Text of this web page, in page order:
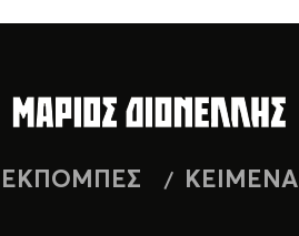
ΕΚΠΟΜΠΕΣ ΚΕΙΜΕΝΑ